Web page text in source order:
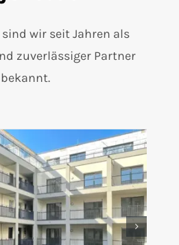
wir seit Jahren als
zuverlässiger Partner
bekannt.